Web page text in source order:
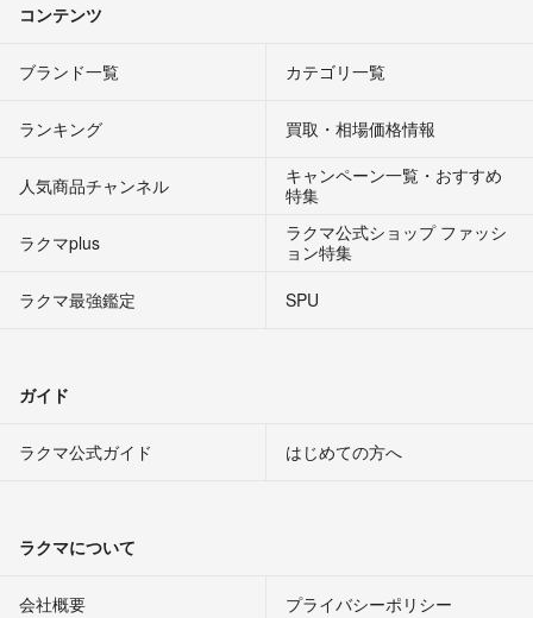
コンテンツ
ブランド一覧 カテゴリ一覧
ランキング 買取・相場価格情報
人気商品チャンネル
キャンペーン一覧・おすすめ
特集
ラクマplus
ラクマ公式ショップ ファッシ
ョン特集
ラクマ最強鑑定
SPU
ガイド
ラクマ公式ガイド はじめての方へ
ラクマについて
会社概要 プライバシーポリシー